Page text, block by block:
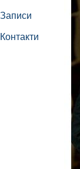
Записи
Контакти